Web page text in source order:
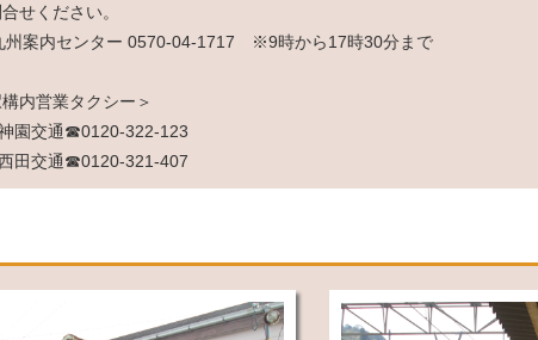
せください。
州案内センター 0570-04-1717 ※9時から17時30分まで
構内営業タクシー＞
園交通☎0120-322-123
田交通☎0120-321-407